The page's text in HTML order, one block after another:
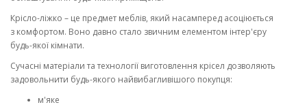
Крісло-ліжко – це предмет меблів, який насамперед асоціюється
з комфортом. Воно давно стало звичним елементом інтер'єру
будь-якої кімнати.
Сучасні матеріали та технології виготовлення крісел дозволяють
задовольнити будь-якого найвибагливішого покупця:
м'яке